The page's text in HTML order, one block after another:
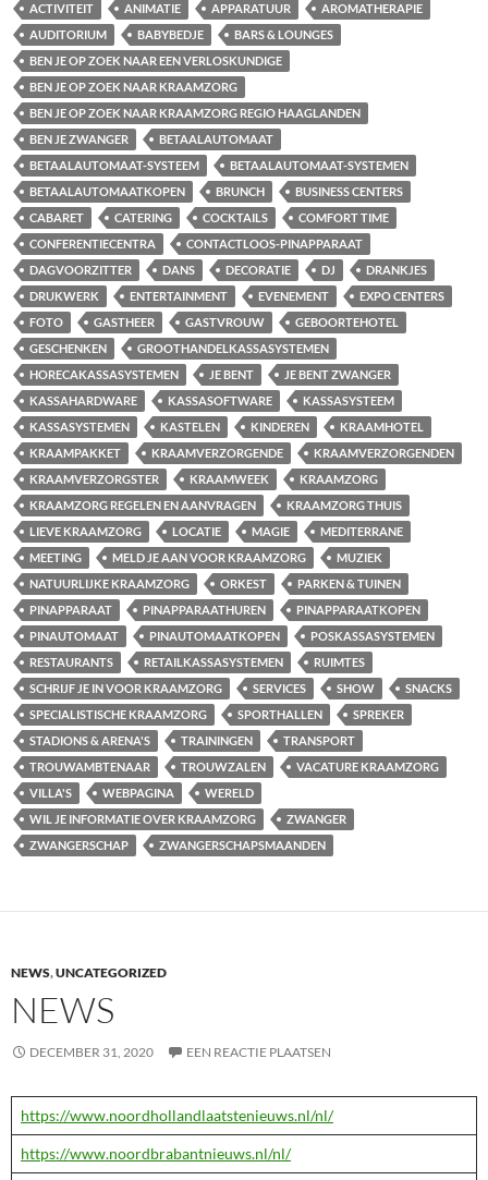
ACTIVITEIT ANIMATIE APPARATUUR
AROMATHERAPIE
AUDITORIUM
BABYBEDJE
BARS & LOUNGES
BEN JE OP ZOEK NAAR EEN VERLOSKUNDIGE
BEN JE OP ZOEK NAAR KRAAMZORG
BEN JE OP ZOEK NAAR KRAAMZORG REGIO HAAGLANDEN
BEN JE ZWANGER
BETAALAUTOMAAT
BETAALAUTOMAAT-SYSTEEM
BETAALAUTOMAAT-SYSTEMEN
BETAALAUTOMAATKOPEN
BRUNCH
BUSINESS CENTERS
CABARET
CATERING COCKTAILS
COMFORT TIME
CONFERENTIECENTRA
CONTACTLOOS-PINAPPARAAT
DAGVOORZITTER
DANS DECORATIE DJ
DRANKJES
DRUKWERK
ENTERTAINMENT EVENEMENT
EXPO CENTERS
FOTO
GASTHEER GASTVROUW
GEBOORTEHOTEL
GESCHENKEN
GROOTHANDELKASSASYSTEMEN
HORECAKASSASYSTEMEN
JE BENT
JE BENT ZWANGER
KASSAHARDWARE
KASSASOFTWARE
KASSASYSTEEM
KASSASYSTEMEN
KASTELEN KINDEREN
KRAAMHOTEL
KRAAMPAKKET
KRAAMVERZORGENDE
KRAAMVERZORGENDEN
KRAAMVERZORGSTER
KRAAMWEEK
KRAAMZORG
KRAAMZORG REGELEN EN AANVRAGEN
KRAAMZORG THUIS
LIEVE KRAAMZORG
LOCATIE MAGIE
MEDITERRANE
MEETING
MELD JE AAN VOOR KRAAMZORG
MUZIEK
NATUURLIJKE KRAAMZORG
ORKEST
PARKEN & TUINEN
PINAPPARAAT
PINAPPARAATHUREN
PINAPPARAATKOPEN
PINAUTOMAAT
PINAUTOMAATKOPEN
POSKASSASYSTEMEN
RESTAURANTS
RETAILKASSASYSTEMEN
RUIMTES
SCHRIJF JE IN VOOR KRAAMZORG
SERVICES SHOW
SNACKS
SPECIALISTISCHE KRAAMZORG
SPORTHALLEN
SPREKER
STADIONS & ARENA'S
TRAININGEN
TRANSPORT
TROUWAMBTENAAR
TROUWZALEN
VACATURE KRAAMZORG
VILLA'S
WEBPAGINA
WERELD
WIL JE INFORMATIE OVER KRAAMZORG
ZWANGER
ZWANGERSCHAP
ZWANGERSCHAPSMAANDEN
NEWS,UNCATEGORIZED
NEWS
DECEMBER 31, 2020 EEN REACTIE PLAATSEN
https://www.noordhollandlaatstenieuws.nl/nl/
https://www.noordbrabantnieuws.nl/nl/